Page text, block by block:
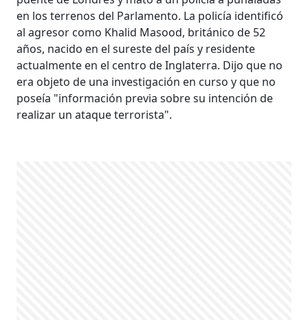
en los terrenos del Parlamento. La policía identificó
al agresor como Khalid Masood, británico de 52
años, nacido en el sureste del país y residente
actualmente en el centro de Inglaterra. Dijo que no
era objeto de una investigación en curso y que no
poseía "información previa sobre su intención de
realizar un ataque terrorista".